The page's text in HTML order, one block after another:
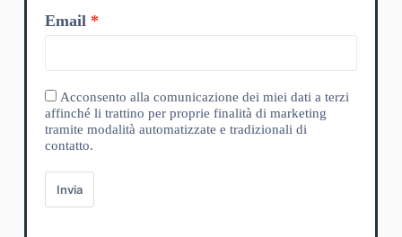
Email
Acconsento alla comunicazione dei miei dati a terzi
affinché li trattino per proprie finalità di marketing
tramite modalità automatizzate e tradizionali di
contatto.
Invia